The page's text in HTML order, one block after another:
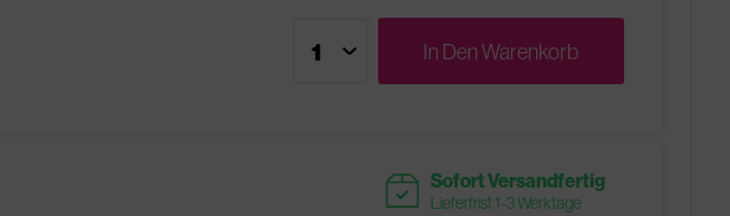
In DenWarenkorb
readytoship Sofort Versandfertig
Lieferfrist 1-3 Werktage